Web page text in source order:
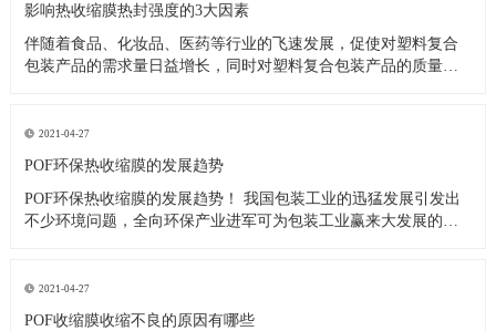
影响热收缩膜热封强度的3大因素
伴随着食品、化妆品、医药等行业的飞速发展，促使对塑料复合
包装产品的需求量日益增长，同时对塑料复合包装产品的质量要
接影响到包装速度、运输以及销售。 在实际生产中，各生产厂家
无论是对制袋产
2021-04-27
POF环保热收缩膜的发展趋势
POF环保热收缩膜的发展趋势！ 我国包装工业的迅猛发展引发出
不少环境问题，全向环保产业进军可为包装工业赢来大发展的机
减量化、无害化、资源化方向处理的条件下，投资参与包装废弃
物循环
2021-04-27
POF收缩膜收缩不良的原因有哪些